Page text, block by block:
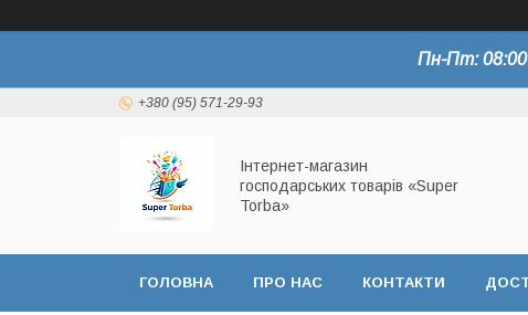
Пн-Пт:
+380 (95) 571-29-93
Інтернет-магазин
господарських товарів «Super
Torba»
ГОЛОВНА ПРО НАС КОНТАКТИ